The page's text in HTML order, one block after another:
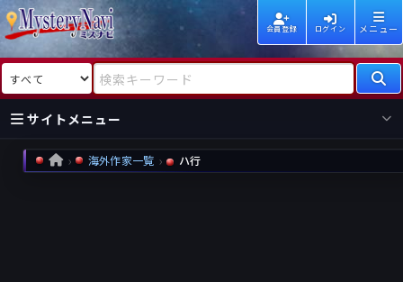
会員登録 ログイン メニュー
検索対象 検索キーワード
サイトメニュー
国内
海外
HOME 海外作家一覧 ハ行